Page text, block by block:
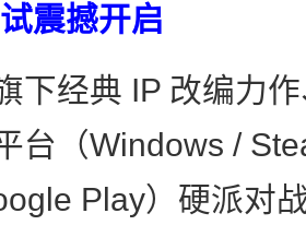
震撼开启
下经典 IP 改编力
台（Windows /
Play）硬派对